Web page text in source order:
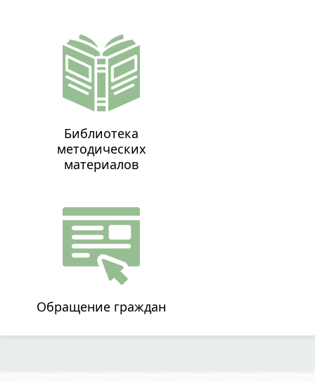
Библиотека
методических
материалов
Обращение граждан